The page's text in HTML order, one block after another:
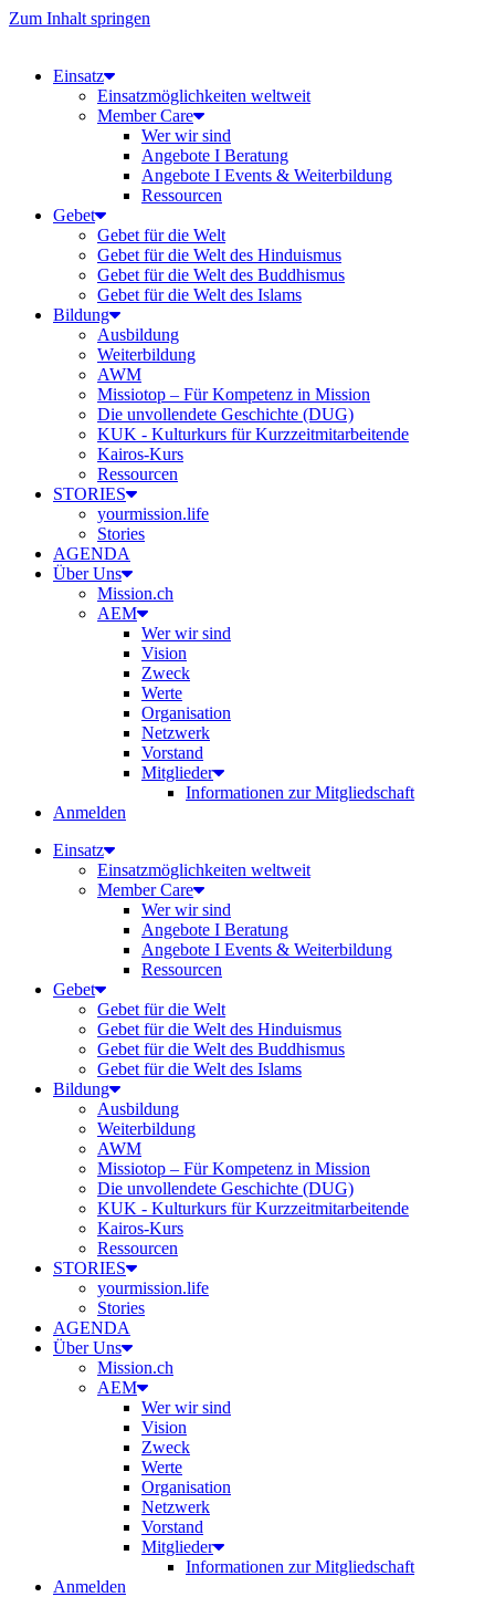
Zum Inhalt springen
Einsatz
Einsatzmöglichkeiten weltweit
Member Care
Wer wir sind
Angebote I Beratung
Angebote I Events & Weiterbildung
Ressourcen
Gebet
Gebet für die Welt
Gebet für die Welt des Hinduismus
Gebet für die Welt des Buddhismus
Gebet für die Welt des Islams
Bildung
Ausbildung
Weiterbildung
AWM
Missiotop – Für Kompetenz in Mission
Die unvollendete Geschichte (DUG)
KUK - Kulturkurs für Kurzzeitmitarbeitende
Kairos-Kurs
Ressourcen
STORIES
yourmission.life
Stories
AGENDA
Über Uns
Mission.ch
AEM
Wer wir sind
Vision
Zweck
Werte
Organisation
Netzwerk
Vorstand
Mitglieder
Informationen zur Mitgliedschaft
Anmelden
Einsatz
Einsatzmöglichkeiten weltweit
Member Care
Wer wir sind
Angebote I Beratung
Angebote I Events & Weiterbildung
Ressourcen
Gebet
Gebet für die Welt
Gebet für die Welt des Hinduismus
Gebet für die Welt des Buddhismus
Gebet für die Welt des Islams
Bildung
Ausbildung
Weiterbildung
AWM
Missiotop – Für Kompetenz in Mission
Die unvollendete Geschichte (DUG)
KUK - Kulturkurs für Kurzzeitmitarbeitende
Kairos-Kurs
Ressourcen
STORIES
yourmission.life
Stories
AGENDA
Über Uns
Mission.ch
AEM
Wer wir sind
Vision
Zweck
Werte
Organisation
Netzwerk
Vorstand
Mitglieder
Informationen zur Mitgliedschaft
Anmelden